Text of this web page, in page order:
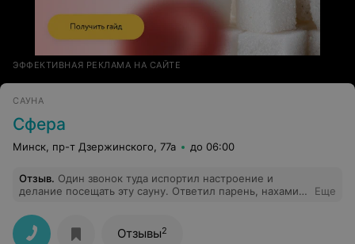
ЭФФЕКТИВНАЯ РЕКЛАМА НА САЙТЕ
САУНА
Сфера
Минск, пр-т Дзержинского, 77а до 06:00
Отзыв. Один звонок туда испортил настроение и
делание посещать эту сауну. Ответил парень, нахамил,
Еще
Отзывы2